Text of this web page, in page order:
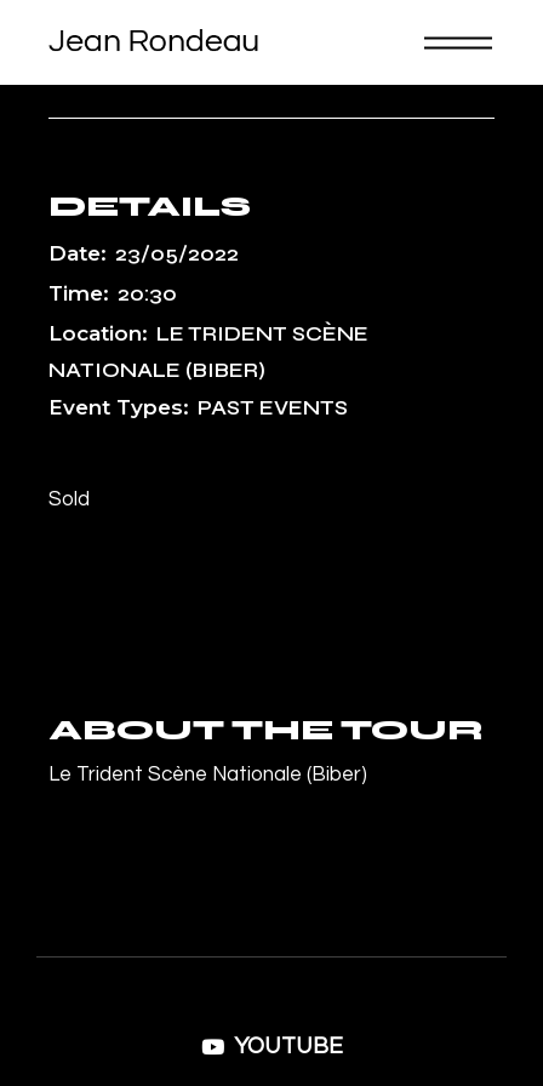
DETAILS
Date: 23/05/2022
Time: 20:30
Location: LE TRIDENT SCÈNE
NATIONALE (BIBER)
Event Types: PAST EVENTS
Sold
ABOUT THE TOUR
Le Trident Scène Nationale (Biber)
YOUTUBE